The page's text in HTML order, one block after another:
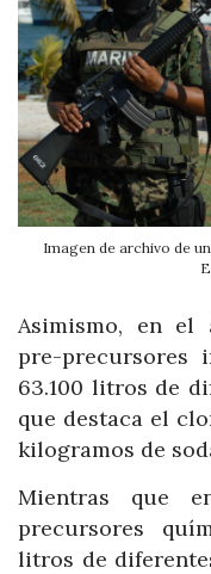
Imagen de archivo de
Asimismo, en el
pre-precursores
63.100 litros de
que destaca el
kilogramos de
Mientras que
precursores
litros de